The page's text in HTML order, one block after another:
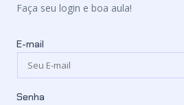
Faça seu login e boa aula!
E-mail
Senha